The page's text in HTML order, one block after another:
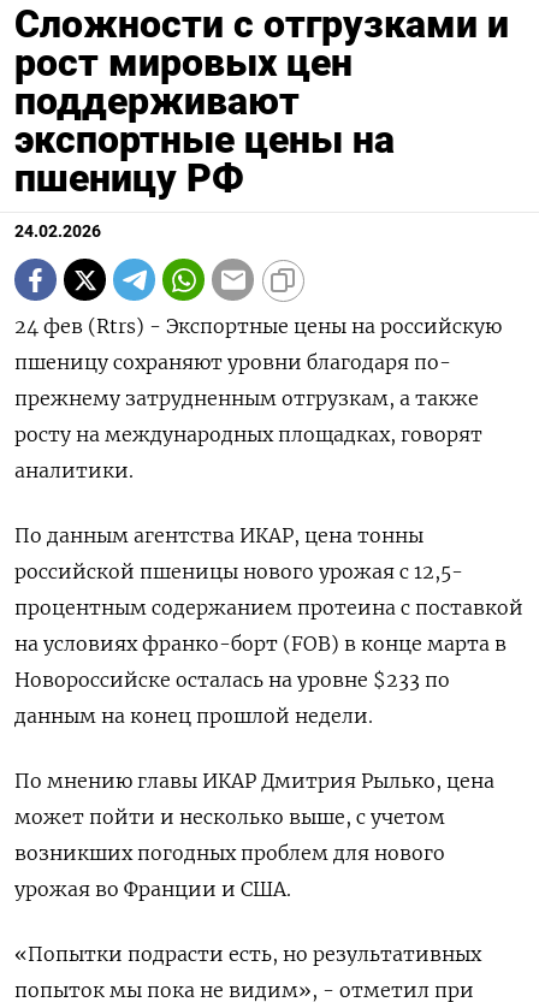
Сложности с отгрузками и
рост мировых цен
поддерживают
экспортные цены на
пшеницу РФ
24.02.2026
24 фев (Rtrs) - Экспортные цены на российскую
пшеницу сохраняют уровни благодаря по-
прежнему затрудненным отгрузкам, а также
росту на международных площадках, говорят
аналитики.
По данным агентства ИКАР, цена тонны
российской пшеницы нового урожая с 12,5-
процентным содержанием протеина с поставкой
на условиях франко-борт (FOB) в конце марта ‌в
Новороссийске осталась на уровне $233 по
данным на конец прошлой недели.
По мнению главы ИКАР Дмитрия Рылько, цена
может пойти и несколько выше, с учетом
возникших погодных проблем для нового
урожая во Франции и США.
«Попытки подрасти есть, но результативных
попыток мы пока не видим», - отметил ​при